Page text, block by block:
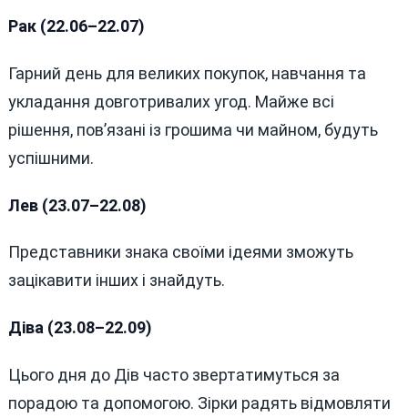
Рак (22.06–22.07)
Гарний день для великих покупок, навчання та
укладання довготривалих угод. Майже всі
рішення, пов’язані із грошима чи майном, будуть
успішними.
Лев (23.07–22.08)
Представники знака своїми ідеями зможуть
зацікавити інших і знайдуть.
Діва (23.08–22.09)
Цього дня до Дів часто звертатимуться за
порадою та допомогою. Зірки радять відмовляти